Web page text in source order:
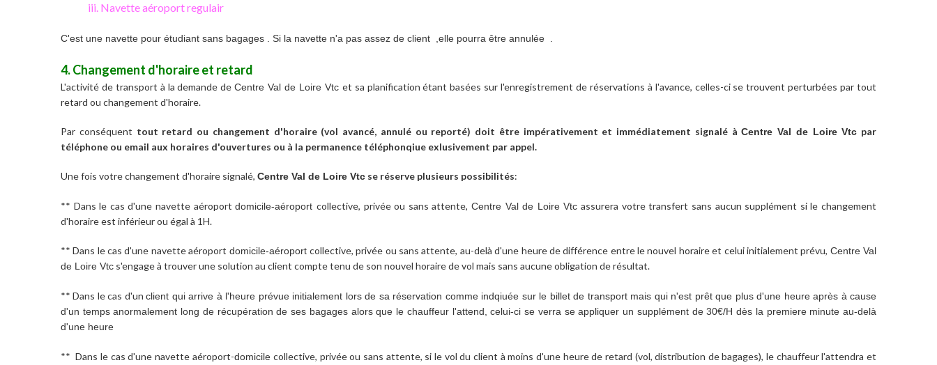
iii. Navette aéroport regulair
C'est une navette pour étudiant sans bagages . Si la navette n'a pas assez de client ,elle pourra être annulée .
4. Changement d'horaire et retard
L'activité de transport à la demande deCentre Val de Loire Vtc et sa planification étant basées sur l'enregistrement de réservations à l'avance, celles-ci se trouvent perturbées par tout
retard ou changement d'horaire.
Par conséquent tout retard ou changement d'horaire (vol avancé, annulé ou reporté) doit être impérativement et immédiatement signalé àCentre Val de Loire Vtc par
téléphone ou email aux horaires d'ouvertures ou à la permanence téléphonqiue exlusivement par appel.
Une fois votre changement d'horaire signalé, Centre Val de Loire Vtc se réserve plusieurs possibilités:
** Dans le cas d'une navette aéroportdomicile-aéroport collective, privée ou sans attente,Centre Val de Loire Vtc assurera votre transfert sans aucun supplément si le changement
d'horaire est inférieur ou égal à 1H.
** Dans le cas d'une navette aéroport domicile-aéroport collective, privée ou sans attente, au-delà d'une heure de différence entre le nouvel horaire et celui initialement prévu, Centre Val
de Loire Vtc s'engage à trouver une solution au client compte tenu de son nouvel horaire de vol mais sans aucune obligation de résultat.
** Dans le cas d'unclient qui arrive à l'heure prévue initialement lors de sa réservation comme indqiuée sur le billet de transport mais qui n'est prêt que plus d'une heure après à cause
d'un temps anormalement long de récupération de ses bagages alors que le chauffeur l'attend, celui-ci se verra se appliquer un supplément de 30€/H dès la premiere minute au-delà
d'une heure
** Dans le cas d'une navette aéroport-domicilecollective, privée ou sans attente, si le vol du client à moins d'une heure de retard (vol, distribution de bagages), le chauffeur l'attendra et